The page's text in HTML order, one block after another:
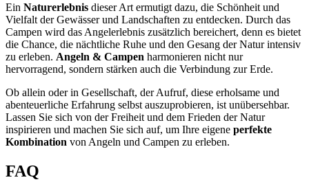
Ein Naturerlebnis dieser Art ermutigt dazu, die Schönheit und
Vielfalt der Gewässer und Landschaften zu entdecken. Durch das
Campen wird das Angelerlebnis zusätzlich bereichert, denn es bietet
die Chance, die nächtliche Ruhe und den Gesang der Natur intensiv
zu erleben. Angeln & Campen harmonieren nicht nur
hervorragend, sondern stärken auch die Verbindung zur Erde.
Ob allein oder in Gesellschaft, der Aufruf, diese erholsame und
abenteuerliche Erfahrung selbst auszuprobieren, ist unübersehbar.
Lassen Sie sich von der Freiheit und dem Frieden der Natur
inspirieren und machen Sie sich auf, um Ihre eigene perfekte
Kombination von Angeln und Campen zu erleben.
FAQ